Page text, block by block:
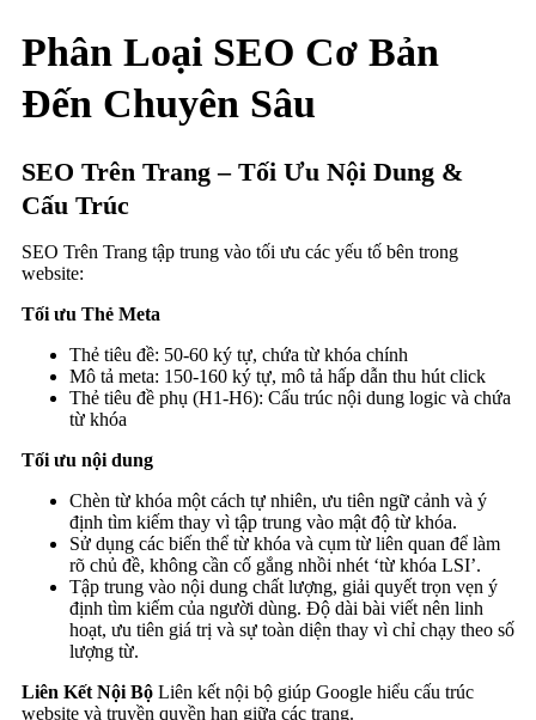
Phân Loại SEO Cơ Bản
Đến Chuyên Sâu
SEO Trên Trang – Tối Ưu Nội Dung &
Cấu Trúc
SEO Trên Trang tập trung vào tối ưu các yếu tố bên trong
website:
Tối ưu Thẻ Meta
Thẻ tiêu đề: 50-60 ký tự, chứa từ khóa chính
Mô tả meta: 150-160 ký tự, mô tả hấp dẫn thu hút click
Thẻ tiêu đề phụ (H1-H6): Cấu trúc nội dung logic và chứa
từ khóa
Tối ưu nội dung
Chèn từ khóa một cách tự nhiên, ưu tiên ngữ cảnh và ý
định tìm kiếm thay vì tập trung vào mật độ từ khóa.
Sử dụng các biến thể từ khóa và cụm từ liên quan để làm
rõ chủ đề, không cần cố gắng nhồi nhét ‘từ khóa LSI’.
Tập trung vào nội dung chất lượng, giải quyết trọn vẹn ý
định tìm kiếm của người dùng. Độ dài bài viết nên linh
hoạt, ưu tiên giá trị và sự toàn diện thay vì chỉ chạy theo số
lượng từ.
Liên Kết Nội Bộ Liên kết nội bộ giúp Google hiểu cấu trúc
website và truyền quyền hạn giữa các trang.